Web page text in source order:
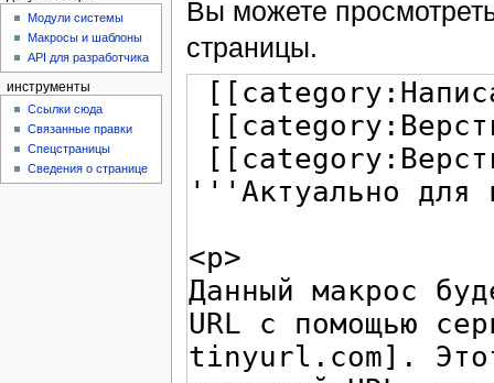
Вы можете
страницы.
Модули системы
Макросы и шаблоны
API для разработчика
инструменты
Ссылки сюда
Связанные правки
Спецстраницы
Сведения о странице